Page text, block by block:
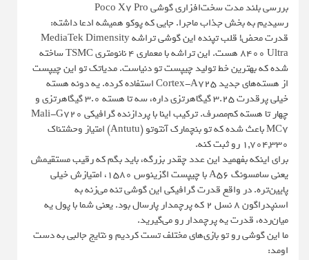
بررسی بلند مدت سخت‌افزاری گوشی Poco X7 Pro
رسیدیم به بخش جذاب ماجرا. جایی که پوکو همیشه ادعا داشته:
قدرت محض! قلب تپنده این گوشی تراشه MediaTek Dimensity
8400 Ultra هست. این تراشه با معماری ۴ نانومتری TSMC ساخته
شده که بهترین خط تولید چیپست تو دنیاست. مدیاتک تو این چیپست
از هسته‌های جدید Cortex-A725 استفاده کرده. یه دونه هسته
خیلی پرقدرت ۳.۲۵ گیگاهرتزی داره، سه تا هسته ۳.۰ گیگاهرتزی و
چهار تا هسته کم‌مصرف. ترکیب اینا با پردازنده گرافیکی Mali-G720
MC7 باعث شده که تو بنچمارک آنتوتو (Antutu) امتیاز وحشتناک
۱,۷۰۴,۳۳۰ رو ثبت کنه.
برای اینکه بفهمید این عدد چقدر بزرگه، باید بگم که رقیب مستقیمش
یعنی سامسونگ A56 با چیپست اگزینوس ۱۵۸۰، امتیازش خیلی
پایین‌تره. در واقع قدرت گرافیکی این گوشی تنه می‌زنه به
اسنپدراگون ۸ نسل ۲ که پرچمدار پارسال بود. یعنی شما با پول یه
میان‌رده، قدرت یه پرچمدار رو می‌گیرید.
ما این گوشی رو تو بازی‌های مختلف تست کردیم و نتایج جالبی به دست
اومد: